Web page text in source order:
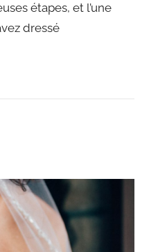
étapes, et l’une
dressé